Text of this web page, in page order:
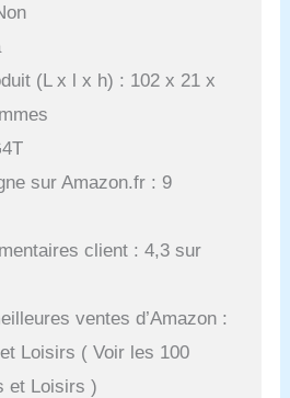
(L x l x h) : 102 x 21 x
sur Amazon.fr : 9
client : 4,3 sur
ventes d’Amazon :
Loisirs ( Voir les 100
et Loisirs )